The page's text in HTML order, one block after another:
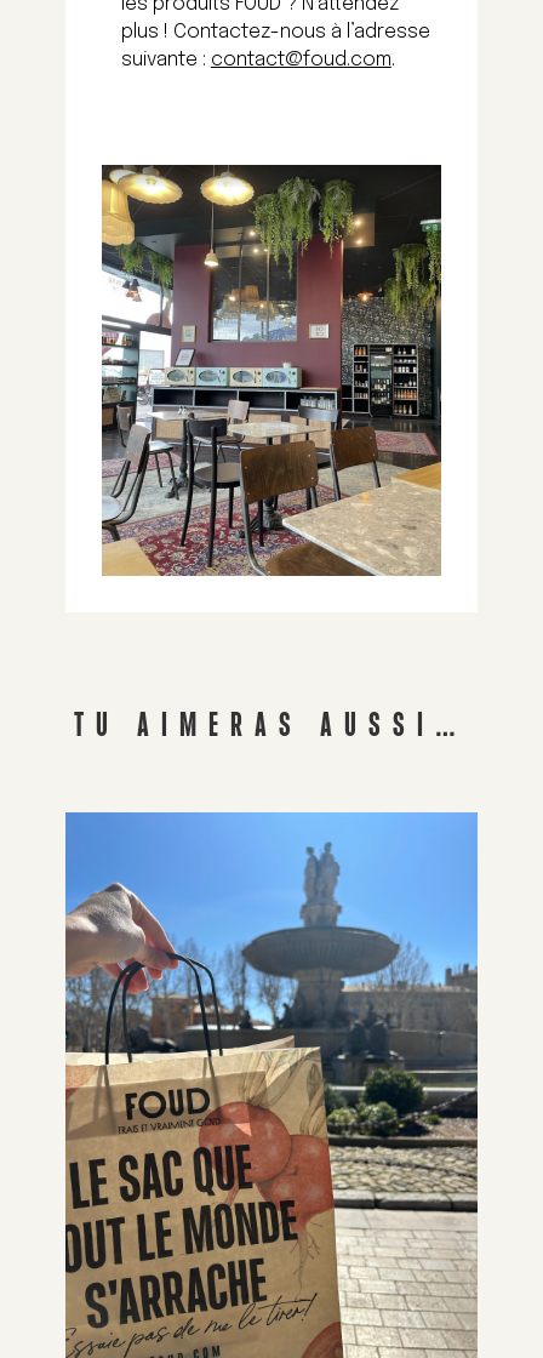
les produits FOUD ? N’attendez
plus ! Contactez-nous à l’adresse
suivante : contact@foud.com.
TU AIMERAS AUSSI…